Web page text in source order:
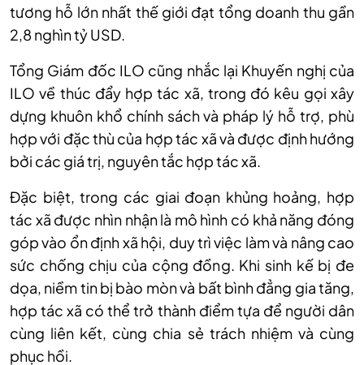
tương hỗ lớn nhất thế giới đạt tổng doanh thu gần
2,8 nghìn tỷ USD.
Tổng Giám đốc ILO cũng nhắc lại Khuyến nghị của
ILO về thúc đẩy hợp tác xã, trong đó kêu gọi xây
dựng khuôn khổ chính sách và pháp lý hỗ trợ, phù
hợp với đặc thù của hợp tác xã và được định hướng
bởi các giá trị, nguyên tắc hợp tác xã.
Đặc biệt, trong các giai đoạn khủng hoảng, hợp
tác xã được nhìn nhận là mô hình có khả năng đóng
góp vào ổn định xã hội, duy trì việc làm và nâng cao
sức chống chịu của cộng đồng. Khi sinh kế bị đe
dọa, niềm tin bị bào mòn và bất bình đẳng gia tăng,
hợp tác xã có thể trở thành điểm tựa để người dân
cùng liên kết, cùng chia sẻ trách nhiệm và cùng
phục hồi.